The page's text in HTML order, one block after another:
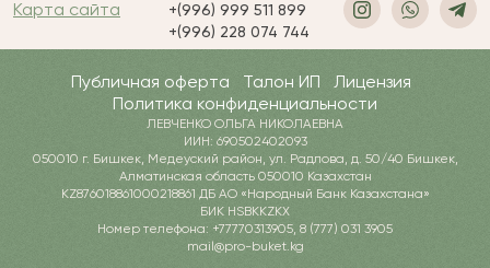
Карта сайта
+(996) 999 511 899
+(996) 228 074 744
Публичная оферта Талон ИП
Лицензия
Политика конфиденциальности
ЛЕВЧЕНКО ОЛЬГА НИКОЛАЕВНА
ИИН: 690502402093
050010 г. Бишкек, Медеуский район, ул. Радлова, д. 50/40 Бишкек,
Алматинская область 050010 Казахстан
KZ876018861000218861 ДБ АО «Народный Банк Казахстана»
БИК HSBKKZKX
Номер телефона: +77770313905, 8 (777) 031 3905
mail@pro-buket.kg